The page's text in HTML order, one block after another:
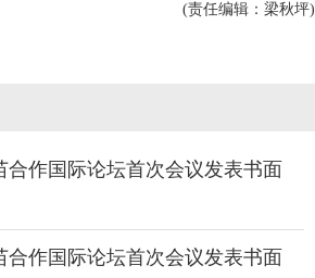
(责任编辑：梁秋坪)
合作国际论坛首次会议发表书面
合作国际论坛首次会议发表书面